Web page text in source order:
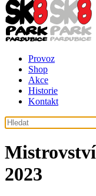
Provoz
Shop
Akce
Historie
Kontakt
2023